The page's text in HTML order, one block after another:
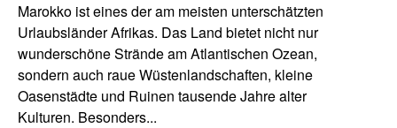
Marokko ist eines der am meisten unterschätzten
Urlaubsländer Afrikas. Das Land bietet nicht nur
wunderschöne Strände am Atlantischen Ozean,
sondern auch raue Wüstenlandschaften, kleine
Oasenstädte und Ruinen tausende Jahre alter
Kulturen. Besonders...